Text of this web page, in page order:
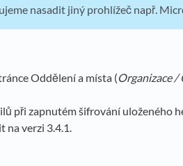
nasadit jiný prohlížeč např.
Oddělení a místa (Organizace /
při zapnutém šifrování uloženého
na verzi 3.4.1.